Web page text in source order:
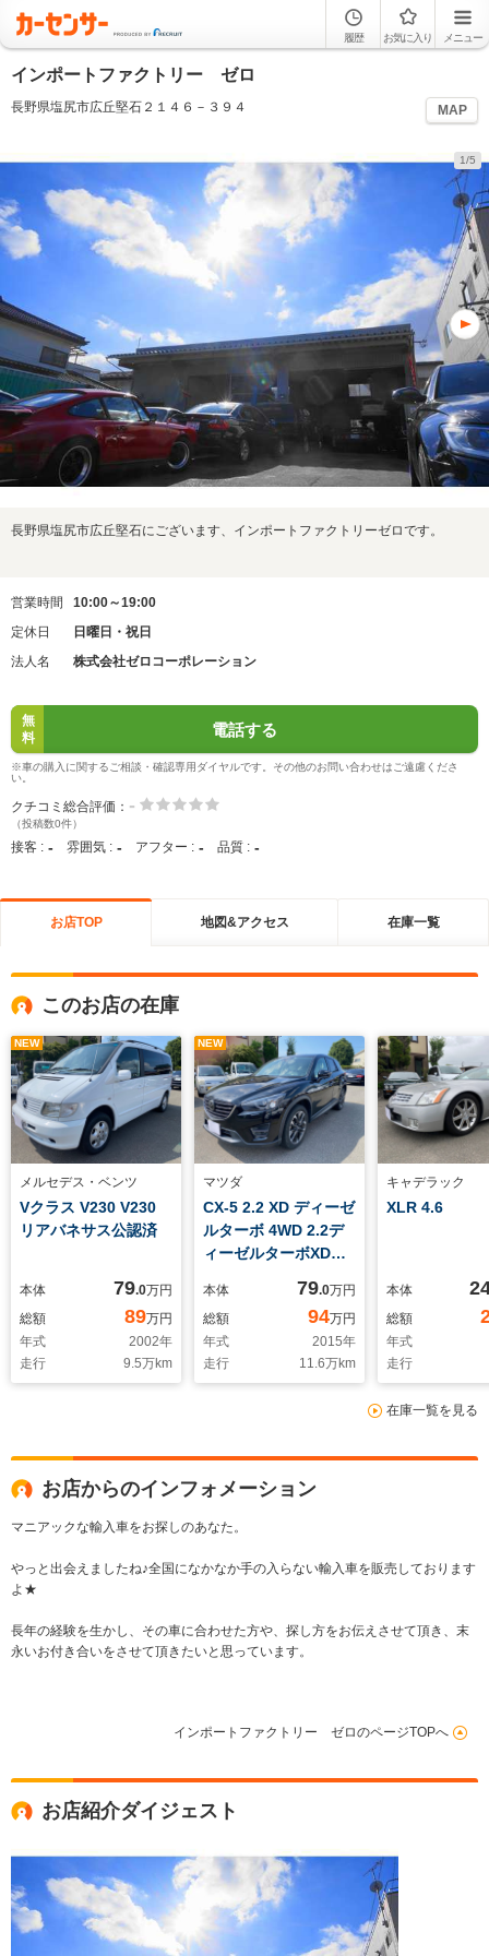
履歴 お気に入り メニュー
インポートファクトリー ゼロ
長野県塩尻市広丘堅石２１４６－３９４ MAP
1/5
長野県塩尻市広丘堅石にございます、インポートファクトリーゼロです。
営業時間
10:00～19:00
定休日
日曜日・祝日
法人名
株式会社ゼロコーポレーション
無
料
電話する
※車の購入に関するご相談・確認専用ダイヤルです。その他のお問い合わせはご遠慮くださ
い。
クチコミ総合評価： -
（投稿数0件）
接客 : - 雰囲気 : - アフター : - 品質 : -
お店TOP 地図&アクセス 在庫一覧
このお店の在庫
NEW
メルセデス・ベンツ
Vクラス V230 V230
リアバネサス公認済
本体 79.0万円
総額
89万円
年式
2002年
走行
9.5万km
NEW
マツダ
CX-5 2.2 XD ディーゼ
ルターボ 4WD 2.2デ
ィーゼルターボXD
本体 79.0万円
総額
94万円
年式
2015年
走行
11.6万km
キャデラック
XLR 4.6
本体
総額
年式
走行
在庫一覧を見る
お店からのインフォメーション
マニアックな輸入車をお探しのあなた。
やっと出会えましたね♪全国になかなか手の入らない輸入車を販売しております
よ★
長年の経験を生かし、その車に合わせた方や、探し方をお伝えさせて頂き、末
永いお付き合いをさせて頂きたいと思っています。
インポートファクトリー ゼロのページTOPへ
お店紹介ダイジェスト